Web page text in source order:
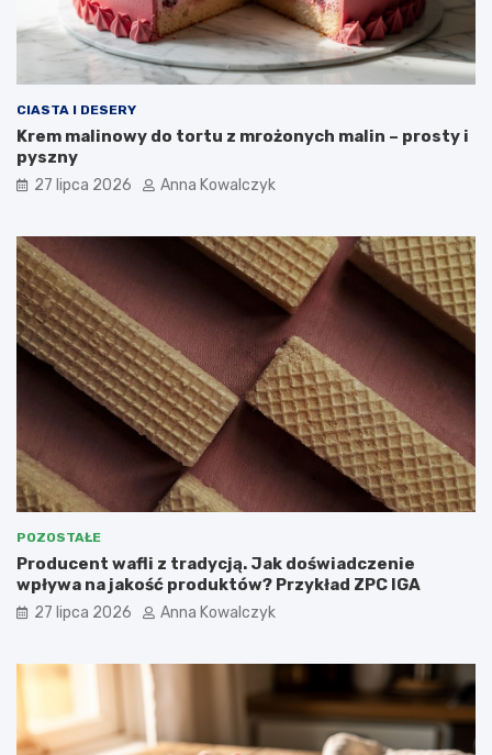
CIASTA I DESERY
Krem malinowy do tortu z mrożonych malin – prosty i
pyszny
27 lipca 2026 Anna Kowalczyk
POZOSTAŁE
Producent wafli z tradycją. Jak doświadczenie
wpływa na jakość produktów? Przykład ZPC IGA
27 lipca 2026 Anna Kowalczyk